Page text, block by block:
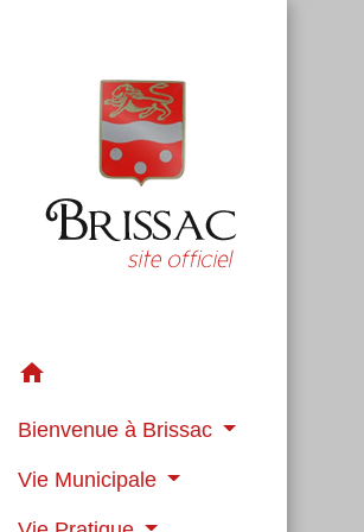
home
Bienvenue à Brissac
Vie Municipale